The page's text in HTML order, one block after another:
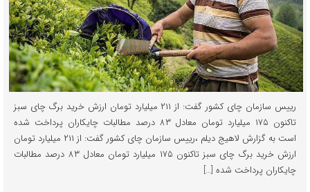
رییس سازمان چای کشور گفت: از ۲۱۱ میلیارد تومان ارزش خرید برگ چای سبز
تاکنون ۱۷۵ میلیارد تومان معادل ۸۳ درصد مطالبات چایکاران پرداخت شده
است به گزارش لاهیج دیلم ،رییس سازمان چای کشور گفت: از ۲۱۱ میلیارد تومان
ارزش خرید برگ چای سبز تاکنون ۱۷۵ میلیارد تومان معادل ۸۳ درصد مطالبات
چایکاران پرداخت شده […]